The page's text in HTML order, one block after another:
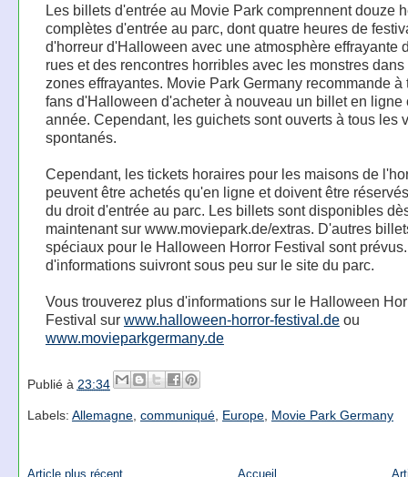
Les billets d'entrée au Movie Park comprennent douze
complètes d'entrée au parc, dont quatre heures de
d'horreur d'Halloween avec une atmosphère effrayante
rues et des rencontres horribles avec les monstres dans
zones effrayantes. Movie Park Germany recommande à
fans d'Halloween d'acheter à nouveau un billet en ligne
année. Cependant, les guichets sont ouverts à tous les
spontanés.
Cependant, les tickets horaires pour les maisons de
peuvent être achetés qu'en ligne et doivent être
du droit d'entrée au parc. Les billets sont disponibles
maintenant sur www.moviepark.de/extras. D'autres
spéciaux pour le Halloween Horror Festival sont
d'informations suivront sous peu sur le site du parc.
Vous trouverez plus d'informations sur le Halloween
Festival sur www.halloween-horror-festival.deou
www.movieparkgermany.de
Publié à 23:34
Labels: Allemagne, communiqué, Europe, Movie Park Germany
Article plus récent Accueil